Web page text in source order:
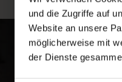
und die Zugriffe auf
Website an unsere
möglicherweise mit
der Dienste